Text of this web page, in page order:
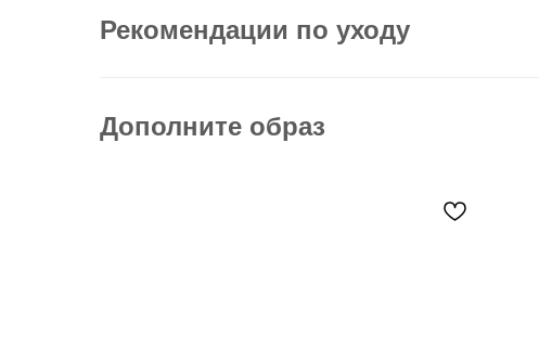
Рекомендации по уходу
Дополните образ